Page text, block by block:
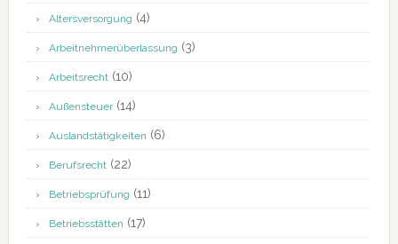
Altersversorgung (4)
Arbeitnehmerüberlassung (3)
Arbeitsrecht(10)
Außensteuer(14)
Auslandstätigkeiten (6)
Berufsrecht(22)
Betriebsprüfung (11)
Betriebsstätten (17)